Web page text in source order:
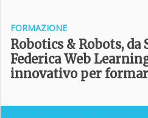
FORMAZIONE
Robotics & Robots,
Federica Web
innovativo per